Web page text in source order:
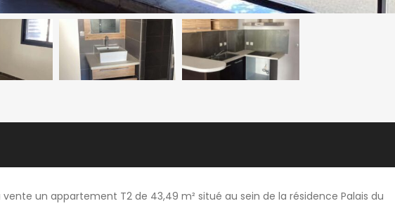
un appartement T2 de 43,49 m² situé au sein de la résidence Palais du